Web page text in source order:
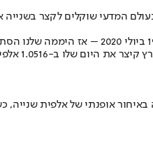
מסתובב מהר מדי, ולראשונה מאז החלו המדידות לפני
היא שב-24 שעות (או 86,400 שניות) כוכב הלכת נהג